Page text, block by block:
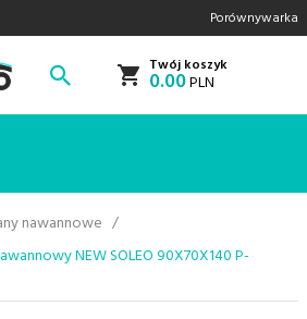
Porównywarka
Twój koszyk
0.00PLN
nawannowe
NEW SOLEO 90X70X140 P-